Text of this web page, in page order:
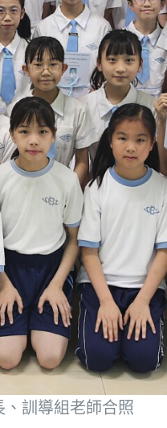
訓導組老師合照